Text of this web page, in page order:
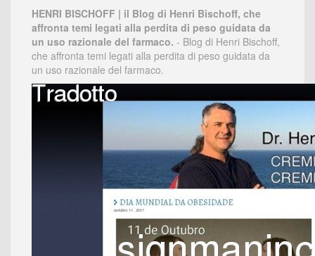
HENRI BISCHOFF | il Blog di Henri Bischoff, che
affronta temi legati alla perdita di peso guidata da
un uso razionale del farmaco. - Blog di Henri Bischoff,
che affronta temi legati alla perdita di peso guidata da
un uso razionale del farmaco.